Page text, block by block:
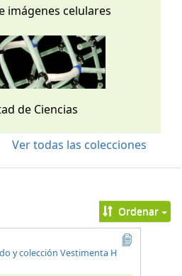
imágenes celulares
de Ciencias
Ver todas las colecciones
Ordenar
y colección Vestimenta H